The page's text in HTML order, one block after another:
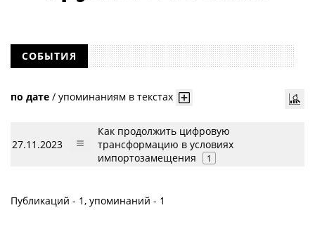
СОБЫТИЯ
по дате / упоминаниям в текстах
27.11.2023
Как продолжить цифровую
трансформацию в условиях
импортозамещения
1
Публикаций - 1, упоминаний - 1